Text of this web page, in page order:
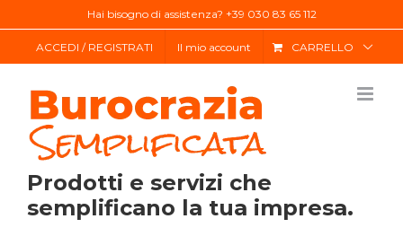
Hai bisogno di assistenza? +39 030 83 65 112
ACCEDI / REGISTRATI Il mio account CARRELLO
Prodotti e servizi che
semplificano la tua impresa.